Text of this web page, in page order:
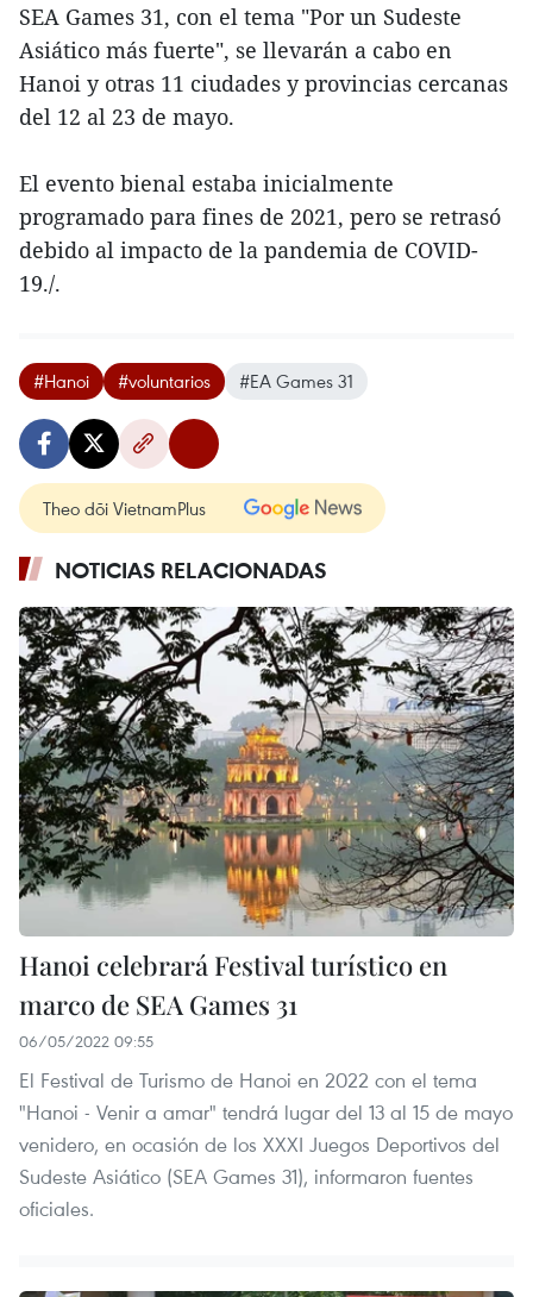
SEA Games 31, con el tema "Por un Sudeste
Asiático más fuerte", se llevarán a cabo en
Hanoi y otras 11 ciudades y provincias cercanas
del 12 al 23 de mayo.
El evento bienal estaba inicialmente
programado para fines de 2021, pero se retrasó
debido al impacto de la pandemia de COVID-
19./.
#Hanoi #voluntarios #EA Games 31
Theo dõi VietnamPlus
NOTICIAS RELACIONADAS
Hanoi celebrará Festival turístico en
marco de SEA Games 31
06/05/2022 09:55
El Festival de Turismo de Hanoi en 2022 con el tema
"Hanoi - Venir a amar" tendrá lugar del 13 al 15 de mayo
venidero, en ocasión de los XXXI Juegos Deportivos del
Sudeste Asiático (SEA Games 31), informaron fuentes
oficiales.